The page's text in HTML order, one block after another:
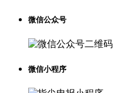
微信公众号
微信小程序